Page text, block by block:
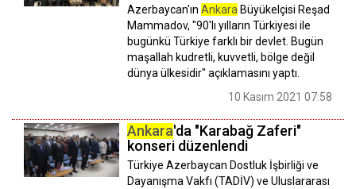
Azerbaycan'ın Ankara Büyükelçisi Reşad
Mammadov, "90'lı yılların Türkiyesi ile
bugünkü Türkiye farklı bir devlet. Bugün
maşallah kudretli, kuvvetli, bölge değil
dünya ülkesidir" açıklamasını yaptı.
10 Kasım 2021 07:58
Ankara'da "Karabağ Zaferi"
konseri düzenlendi
Türkiye Azerbaycan Dostluk İşbirliği ve
Dayanışma Vakfı (TADİV) ve Uluslararası